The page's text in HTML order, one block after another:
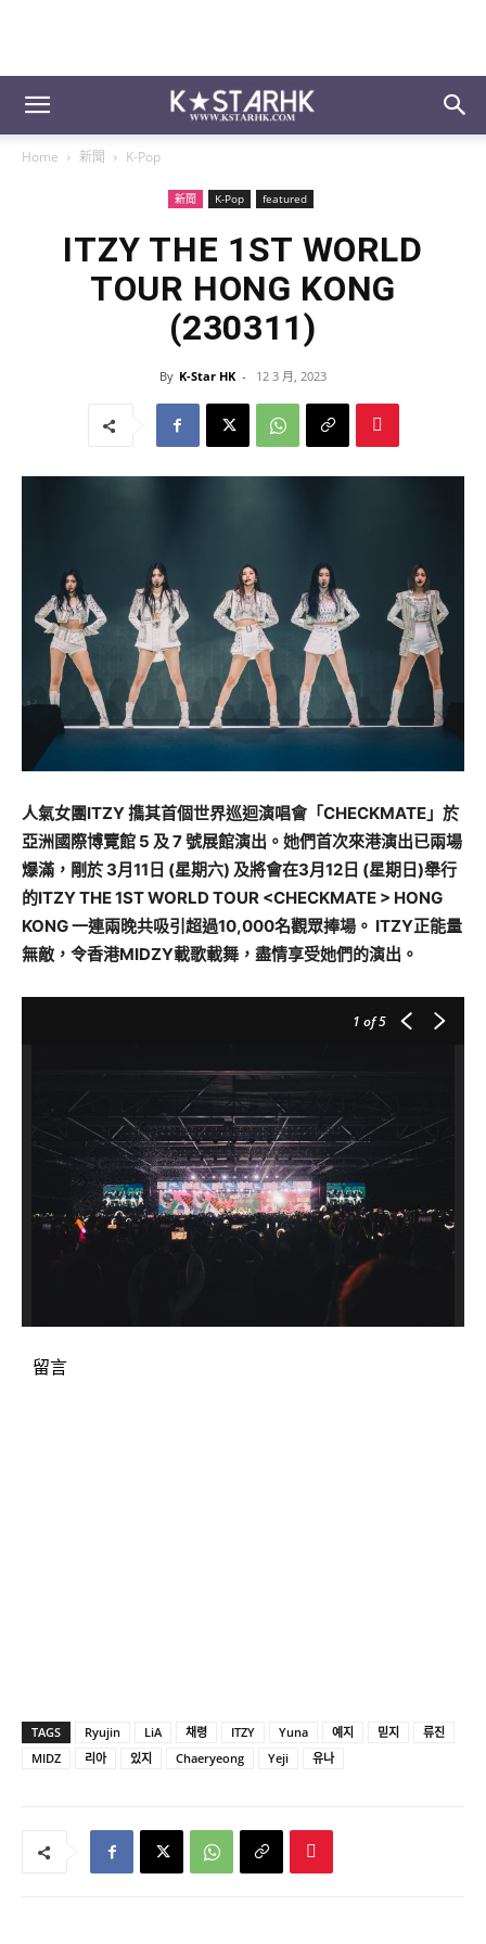
Home 新聞 K-Pop
新聞 K-Pop featured
ITZY THE 1ST WORLD
TOUR HONG KONG
(230311)
By K-Star HK - 12 3 月, 2023
人氣女團ITZY 㩦其首個世界巡迴演唱會「CHECKMATE」於
亞洲國際博覽館 5 及 7 號展館演出。她們首次來港演出已兩場
爆滿，剛於 3月11日 (星期六) 及將會在3月12日 (星期日)舉行
的ITZY THE 1ST WORLD TOUR <CHECKMATE > HONG
KONG 一連兩晚共吸引超過10,000名觀眾捧場。 ITZY正能量
無敵，令香港MIDZY載歌載舞， 盡情享受她們的演出。
1 of 5
留言
TAGS Ryujin LiA 채령 ITZY Yuna 예지 믿지
류진
MIDZ
리아 있지 Chaeryeong Yeji 유나